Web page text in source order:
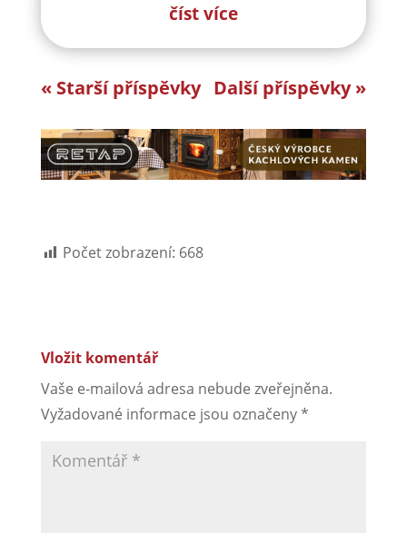
číst více
« Starší příspěvky Další příspěvky »
Počet zobrazení: 668
Vložit komentář
Vaše e-mailová adresa nebude zveřejněna.
Vyžadované informace jsou označeny*